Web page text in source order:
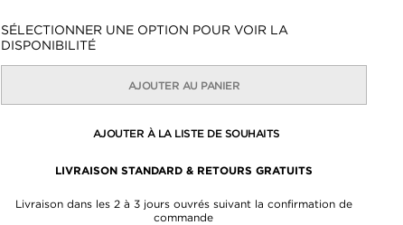
Disponibilité:
SÉLECTIONNER UNE OPTION POUR VOIR LA
DISPONIBILITÉ
AJOUTER AU PANIER
AJOUTER À LA LISTE DE SOUHAITS
LIVRAISON STANDARD & RETOURS GRATUITS
Livraison dans les 2 à 3 jours ouvrés suivant la confirmation de
commande